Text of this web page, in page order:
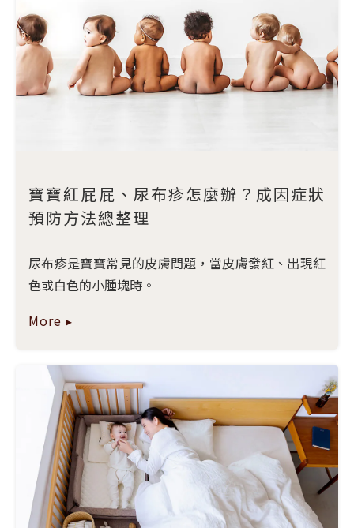
寶寶紅屁屁、尿布疹怎麼辦？成因症狀
預防方法總整理
尿布疹是寶寶常見的皮膚問題，當皮膚發紅、出現紅
色或白色的小腫塊時。
More ▸